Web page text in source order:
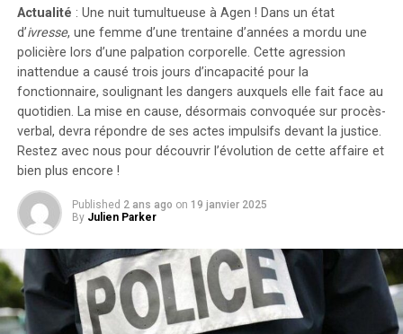
« Elle cherche simplement à tirer profit d’un travail
qu’elle n’a pas conçu », a affirmé l’avocate Brittany
Amadi lors du procès.En 2020, une première plainte
avait été rejetée ; néanmoins, la cour d’appel avait
rouvert l’affaire en considérant qu’il existait un débat
légitime concernant les « similarités substantielles »
entre les deux œuvres.Cette affaire soulève des
questions cruciales sur l’originalité dans le secteur
cinématographique et pourrait avoir des conséquences
significatives sur les droits d’auteur et la propriété
intellectuelle dans l’univers du divertissement.
Actualité : Une nuit tumultueuse à Agen ! Dans un état
d’ivresse, une femme d’une trentaine d’années a mordu une
policière lors d’une palpation corporelle. Cette agression
inattendue a causé trois jours d’incapacité pour la
fonctionnaire, soulignant les dangers auxquels elle fait face au
quotidien. La mise en cause, désormais convoquée sur procès-
verbal, devra répondre de ses actes impulsifs devant la justice.
Restez avec nous pour découvrir l’évolution de cette affaire et
bien plus encore !
Published 2 ans ago on 19 janvier 2025
By Julien Parker